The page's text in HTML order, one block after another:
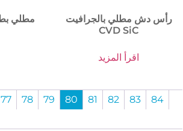
رأس دش مطلي بالجرافيت
CVD SiC
اقرأ المزيد
77 78 79 80 81 82 83
84